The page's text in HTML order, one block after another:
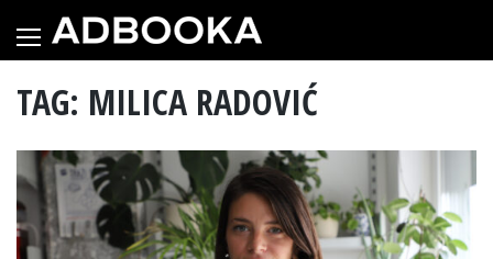
content
TAG: MILICA RADOVIĆ